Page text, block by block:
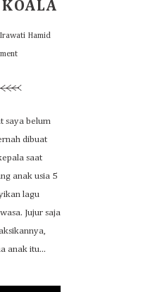
Hamid
saya belum
dibuat
saat
anak usia 5
lagu
Jujur saja
anak itu...